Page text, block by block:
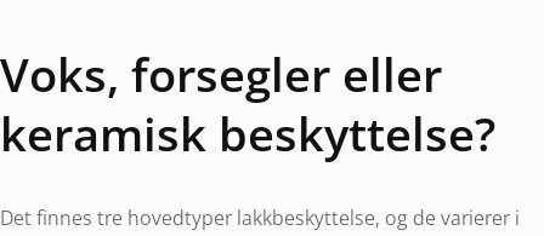
Voks, forsegler eller
keramisk beskyttelse?
Det finnes tre hovedtyper lakkbeskyttelse, og de varierer i